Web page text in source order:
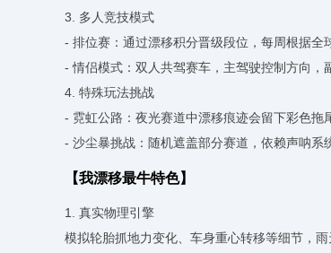
3. 多人竞技模式
- 排位赛：通过漂移积分晋级段位，每周根据全
- 情侣模式：双人共驾赛车，主驾驶控制方向，
4. 特殊玩法挑战
- 霓虹公路：夜光赛道中漂移痕迹会留下彩色拖
- 沙尘暴挑战：随机遮盖部分赛道，依赖声呐系
【我漂移最牛特色】
1. 真实物理引擎
模拟轮胎抓地力变化、车身重心转移等细节，